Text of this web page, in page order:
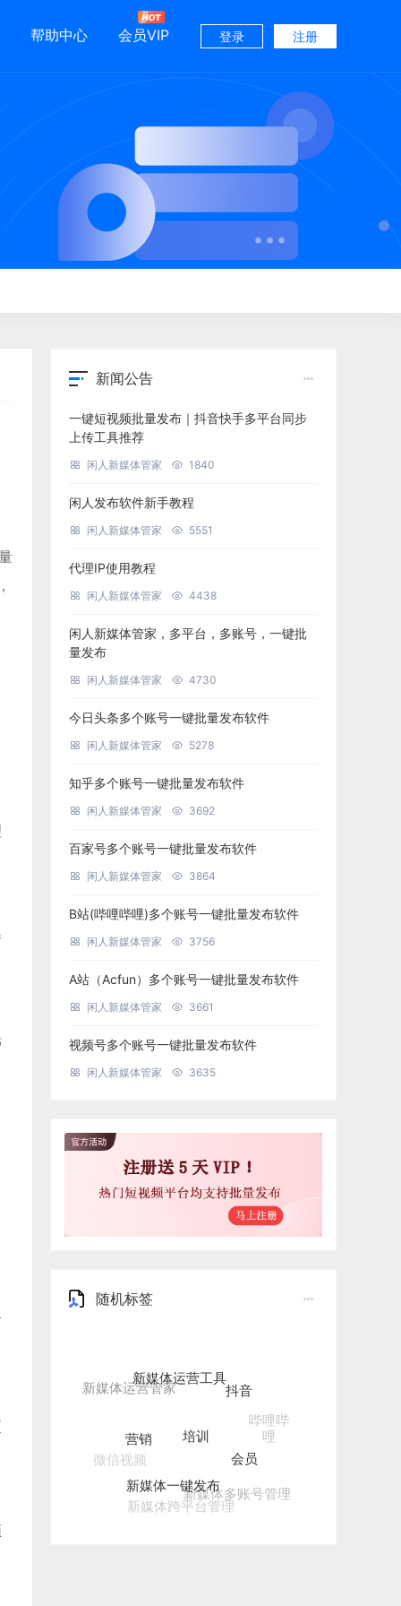
帮助中心 会员VIP 登录 注册
新闻公告
一键短视频批量发布｜抖音快手多平台同步
上传工具推荐
闲人新媒体管家 1840
闲人发布软件新手教程
闲人新媒体管家 5551
代理IP使用教程
闲人新媒体管家 4438
闲人新媒体管家，多平台，多账号，一键批
量发布
闲人新媒体管家 4730
今日头条多个账号一键批量发布软件
闲人新媒体管家 5278
知乎多个账号一键批量发布软件
闲人新媒体管家 3692
百家号多个账号一键批量发布软件
闲人新媒体管家 3864
B站(哔哩哔哩)多个账号一键批量发布软件
闲人新媒体管家 3756
A站（Acfun）多个账号一键批量发布软件
闲人新媒体管家 3661
视频号多个账号一键批量发布软件
闲人新媒体管家 3635
随机标签
哔哩哔
哩
微信视频
新媒体多账号管理
新媒体跨平台管理
新媒体一键发布